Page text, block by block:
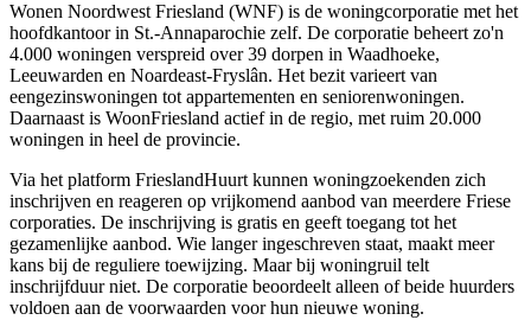
Wonen Noordwest Friesland (WNF) is de woningcorporatie met het
hoofdkantoor in St.-Annaparochie zelf. De corporatie beheert zo'n
4.000 woningen verspreid over 39 dorpen in Waadhoeke,
Leeuwarden en Noardeast-Fryslân. Het bezit varieert van
eengezinswoningen tot appartementen en seniorenwoningen.
Daarnaast is WoonFriesland actief in de regio, met ruim 20.000
woningen in heel de provincie.
Via het platform FrieslandHuurt kunnen woningzoekenden zich
inschrijven en reageren op vrijkomend aanbod van meerdere Friese
corporaties. De inschrijving is gratis en geeft toegang tot het
gezamenlijke aanbod. Wie langer ingeschreven staat, maakt meer
kans bij de reguliere toewijzing. Maar bij woningruil telt
inschrijfduur niet. De corporatie beoordeelt alleen of beide huurders
voldoen aan de voorwaarden voor hun nieuwe woning.